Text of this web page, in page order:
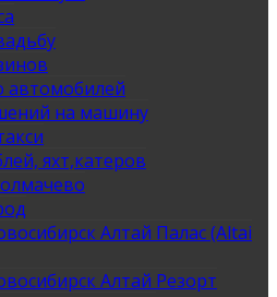
автомобилей
на машину
яхт,катеров
Алтай Палас (Altai
Алтай Резорт